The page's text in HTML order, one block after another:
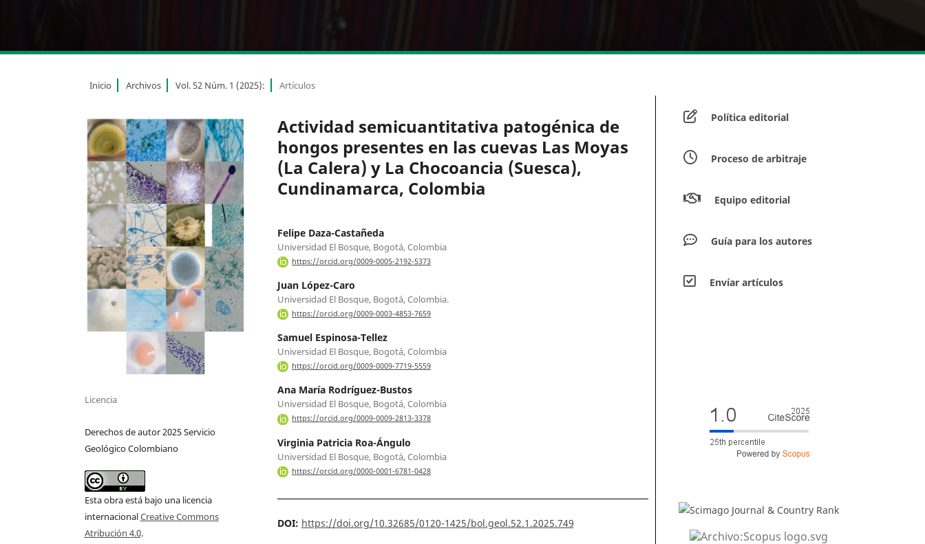
Inicio Archivos Vol. 52 Núm. 1 (2025): Artículos
Actividad semicuantitativa patogénica de
hongos presentes en las cuevas Las Moyas
(La Calera) y La Chocoancia (Suesca),
Cundinamarca, Colombia
Felipe Daza-Castañeda
Universidad El Bosque, Bogotá, Colombia
https://orcid.org/0009-0005-2192-5373
Juan López-Caro
Universidad El Bosque, Bogotá, Colombia.
https://orcid.org/0009-0003-4853-7659
Samuel Espinosa-Tellez
Universidad El Bosque, Bogotá, Colombia
https://orcid.org/0009-0009-7719-5559
Ana María Rodríguez-Bustos
Universidad El Bosque, Bogotá, Colombia
https://orcid.org/0009-0009-2813-3378
Virginia Patricia Roa-Ángulo
Universidad El Bosque, Bogotá, Colombia
https://orcid.org/0000-0001-6781-0428
DOI: https://doi.org/10.32685/0120-1425/bol.geol.52.1.2025.749
Licencia
Derechos de autor 2025 Servicio
Geológico Colombiano
Esta obra está bajo una licencia
internacionalCreative Commons
Atribución 4.0.
Política editorial
Proceso de arbitraje
Equipo editorial
Guía para los autores
Envíar artículos